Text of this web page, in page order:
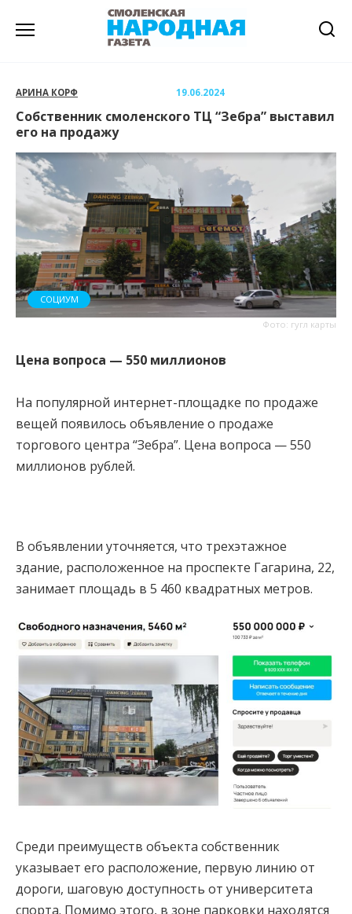
АРИНА КОРФ 19.06.2024
Собственник смоленского ТЦ “Зебра” выставил
его на продажу
Фото: гугл карты
СОЦИУМ
Цена вопроса — 550 миллионов
На популярной интернет-площадке по продаже
вещей появилось объявление о продаже
торгового центра “Зебра”. Цена вопроса — 550
миллионов рублей.
В объявлении уточняется, что трехэтажное
здание, расположенное на проспекте Гагарина, 22,
занимает площадь в 5 460 квадратных метров.
Среди преимуществ объекта собственник
указывает его расположение, первую линию от
дороги, шаговую доступность от университета
спорта. Помимо этого, в зоне парковки находятся